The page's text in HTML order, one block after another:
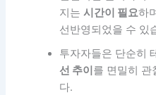
지는시간이 필요하
선반영되었을 수 있
투자자들은 단순히
선 추이 를 면밀히 관
다.